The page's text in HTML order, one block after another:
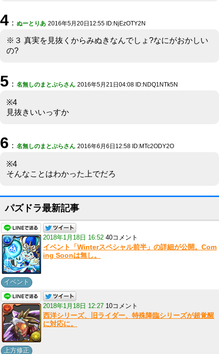
4 ： ぬーとりあ 2016年5月20日12:55 ID:NjEzOTY2N
※３ 真実を見抜くからみぬきなんでしょ?なにがおかしい
の?
5 ： 名無しのまとぷらさん 2016年5月21日04:08 ID:NDQ1NTk5N
※4
見抜きいいっすか
6 ： 名無しのまとぷらさん 2016年6月6日12:58 ID:MTc2ODY2O
※4
そんなことはわかった上でだろ
パズドラ最新記事
2018年1月18日 16:52 40コメント
イベント「Winterスペシャル前半」の詳細が公開。Com
ing Soonは無し。
イベント
2018年1月18日 12:27 10コメント
西洋シリーズ、旧ライダー、特殊降臨シリーズが超覚醒
に対応に。
上方修正